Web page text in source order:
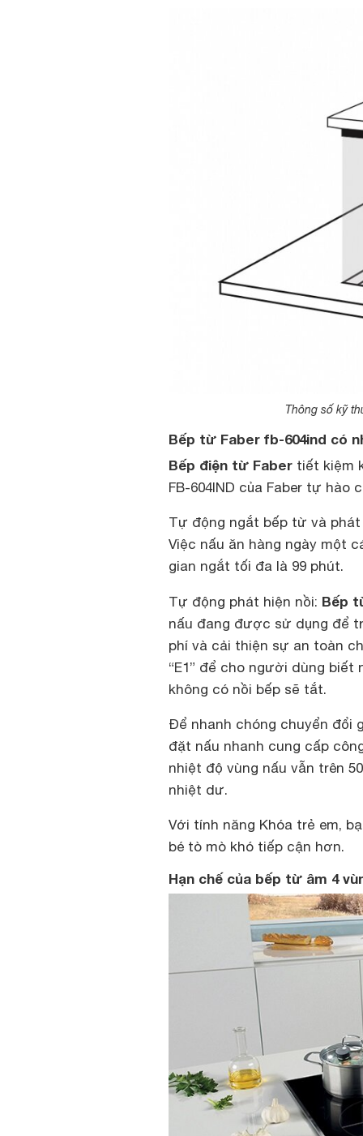
Thông số kỹ
Bếp từ Faber fb-604ind có
Bếp điện từ Faber tiết kiệm
FB-604IND của Faber tự
Tự động ngắt bếp từ và phát
Việc nấu ăn hàng ngày một
gian ngắt tối đa là 99 phút.
Tự động phát hiện nồi: Bếp
nấu đang được sử dụng để
phí và cải thiện sự an toàn
“E1” để cho người dùng biết
không có nồi bếp sẽ tắt.
Để nhanh chóng chuyển đổi
đặt nấu nhanh cung cấp
nhiệt độ vùng nấu vẫn trên
nhiệt dư.
Với tính năng Khóa trẻ em,
bé tò mò khó tiếp cận hơn.
Hạn chế của bếp từ âm 4